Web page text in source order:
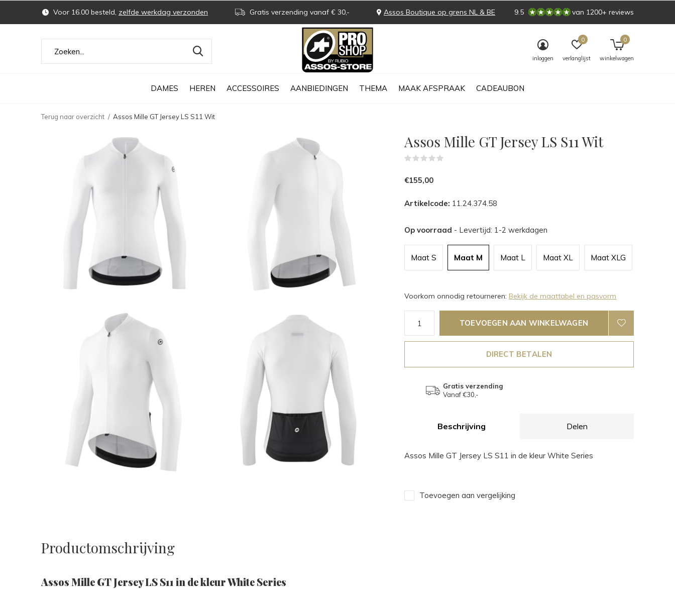
DAMES HEREN ACCESSOIRES AANBIEDINGEN THEMA MAAK AFSPRAAK CADEAUBON
inloggen verlanglijst
0
winkelwagen
0
Voor 16.00 besteld, zelfde werkdag verzonden Gratis verzending vanaf € 30,- Assos Boutique op grens NL & BE 9.5 van 1200+ reviews
Terug naar overzicht Assos Mille GT Jersey LS S11 Wit
Assos Mille GT Jersey LS S11 Wit
€155,00
Artikelcode: 11.24.374.58
Op voorraad - Levertijd: 1-2 werkdagen
Maat S Maat M Maat L Maat XL Maat XLG
Voorkom onnodig retourneren: Bekijk de maattabel en pasvorm
TOEVOEGEN AAN WINKELWAGEN
DIRECT BETALEN
Gratis verzending
Vanaf €30,-
Beschrijving Delen
Assos Mille GT Jersey LS S11 in de kleur White Series
Toevoegen aan vergelijking
Productomschrijving
Assos Mille GT Jersey LS S11 in de kleur White Series